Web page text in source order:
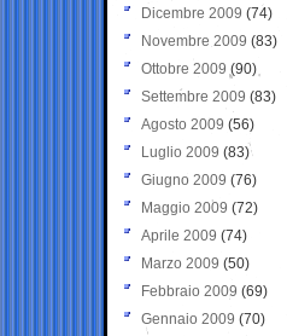
Dicembre 2009 (74)
Novembre 2009 (83)
Ottobre 2009 (90)
Settembre 2009 (83)
Agosto 2009 (56)
Luglio 2009 (83)
Giugno 2009 (76)
Maggio 2009 (72)
Aprile 2009 (74)
Marzo 2009 (50)
Febbraio 2009 (69)
Gennaio 2009 (70)